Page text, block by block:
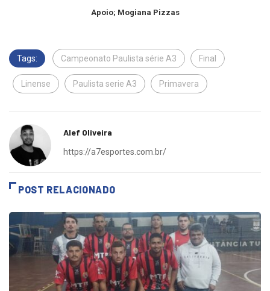
Apoio; Mogiana Pizzas
Tags: Campeonato Paulista série A3 Final
Linense Paulista serie A3 Primavera
Alef Oliveira
https://a7esportes.com.br/
POST RELACIONADO